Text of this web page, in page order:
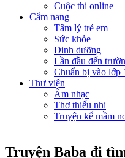
Cuộc thi online
Cẩm nang
Tâm lý trẻ em
Sức khỏe
Dinh dưỡng
Lần đầu đến
Chuẩn bị vào lớp
Thư viện
Âm nhạc
Thơ thiếu nhi
Truyện kể mầm
Truyện Baba đi